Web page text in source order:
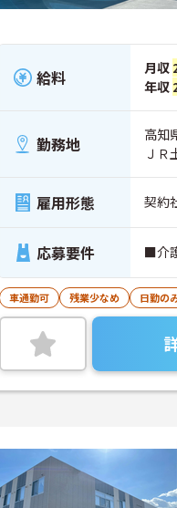
給料 月収
年収
勤務地
高知
ＪＲ
雇用形態 契約
応募要件 ■介
車通勤可 残業少なめ 日勤の